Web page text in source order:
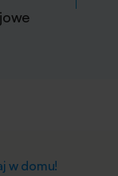
w domu!